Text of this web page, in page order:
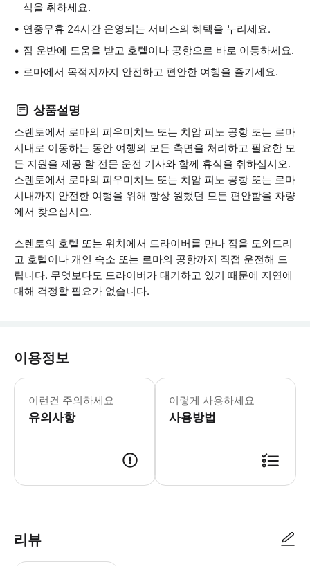
식을 취하세요.
연중무휴 24시간 운영되는 서비스의 혜택을 누리세요.
짐 운반에 도움을 받고 호텔이나 공항으로 바로 이동하세요.
로마에서 목적지까지 안전하고 편안한 여행을 즐기세요.
상품설명
소렌토에서 로마의 피우미치노 또는 치암 피노 공항 또는 로마
시내로 이동하는 동안 여행의 모든 측면을 처리하고 필요한 모
든 지원을 제공 할 전문 운전 기사와 함께 휴식을 취하십시오.
소렌토에서 로마의 피우미치노 또는 치암 피노 공항 또는 로마
시내까지 안전한 여행을 위해 항상 원했던 모든 편안함을 차량
에서 찾으십시오.
소렌토의 호텔 또는 위치에서 드라이버를 만나 짐을 도와드리
고 호텔이나 개인 숙소 또는 로마의 공항까지 직접 운전해 드
립니다. 무엇보다도 드라이버가 대기하고 있기 때문에 지연에
대해 걱정할 필요가 없습니다.
이용정보
이런건 주의하세요
유의사항
픽업 및 하차를 예약하기 위해 모든
이렇게 사용하세요
사용방법
리뷰